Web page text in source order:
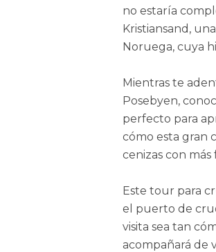
no estaría
Kristiansand,
Noruega, cuya
Mientras te
Posebyen,
perfecto para
cómo esta gran
cenizas con más
Este tour para
el puerto de
visita sea tan
acompañará de